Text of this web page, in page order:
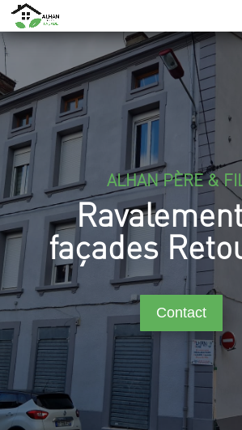
ALHAN PÈRE &
façades
Contact